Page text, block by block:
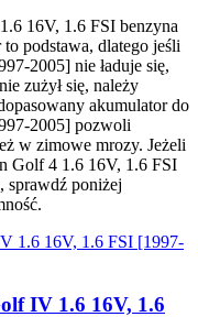
16V, 1.6 FSI benzyna
podstawa, dlatego jeśli
2005] nie ładuje się,
zużył się, należy
akumulator do
2005] pozwoli
w zimowe mrozy. Jeżeli
Golf 4 1.6 16V, 1.6 FSI
sprawdź poniżej
IV 1.6 16V, 1.6